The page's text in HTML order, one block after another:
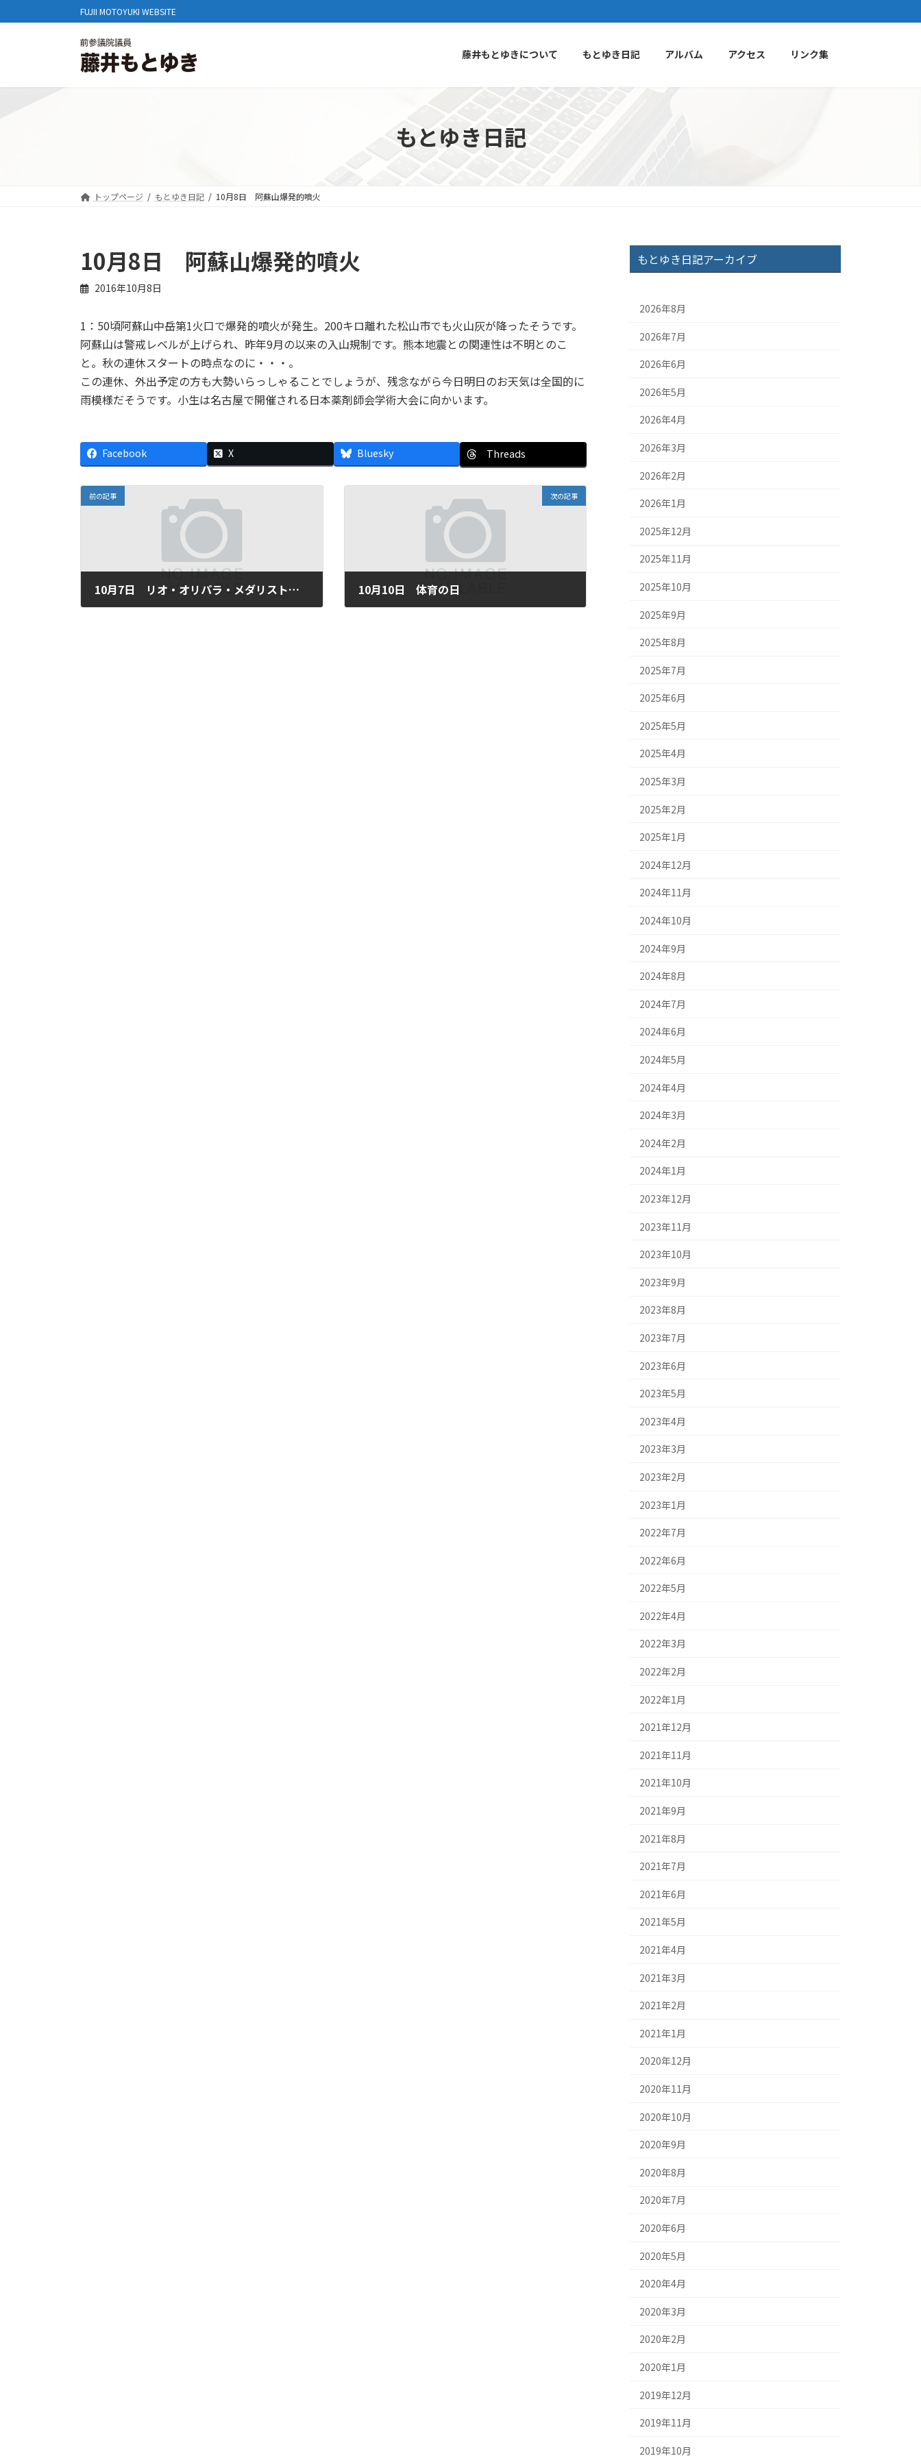
ン
へ
ビ
ョ
FUJII MOTOYUKI WEBSITE
藤井もとゆきについて もとゆき日記 アルバム アクセス リンク集
もとゆき日記
トップページ もとゆき日記 10月8日 阿蘇山爆発的噴火
10月8日 阿蘇山爆発的噴火
2016年10月8日
1：50頃阿蘇山中岳第1火口で爆発的噴火が発生。200キロ離れた松山市でも火山灰が降ったそうです。
阿蘇山は警戒レベルが上げられ、昨年9月の以来の入山規制です。熊本地震との関連性は不明とのこ
と。秋の連休スタートの時点なのに・・・。
この連休、外出予定の方も大勢いらっしゃることでしょうが、残念ながら今日明日のお天気は全国的に
雨模様だそうです。小生は名古屋で開催される日本薬剤師会学術大会に向かいます。
Facebook X Bluesky Threads
前の記事
10月7日 リオ・オリパラ・メダリストに80万人
次の記事
10月10日 体育の日
もとゆき日記アーカイブ
2026年8月
2026年7月
2026年6月
2026年5月
2026年4月
2026年3月
2026年2月
2026年1月
2025年12月
2025年11月
2025年10月
2025年9月
2025年8月
2025年7月
2025年6月
2025年5月
2025年4月
2025年3月
2025年2月
2025年1月
2024年12月
2024年11月
2024年10月
2024年9月
2024年8月
2024年7月
2024年6月
2024年5月
2024年4月
2024年3月
2024年2月
2024年1月
2023年12月
2023年11月
2023年10月
2023年9月
2023年8月
2023年7月
2023年6月
2023年5月
2023年4月
2023年3月
2023年2月
2023年1月
2022年7月
2022年6月
2022年5月
2022年4月
2022年3月
2022年2月
2022年1月
2021年12月
2021年11月
2021年10月
2021年9月
2021年8月
2021年7月
2021年6月
2021年5月
2021年4月
2021年3月
2021年2月
2021年1月
2020年12月
2020年11月
2020年10月
2020年9月
2020年8月
2020年7月
2020年6月
2020年5月
2020年4月
2020年3月
2020年2月
2020年1月
2019年12月
2019年11月
2019年10月